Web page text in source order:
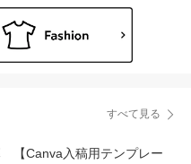
すべて見る
【Canva入稿用テンプレー